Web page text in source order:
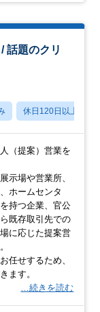
話題のクリ
休日120日以上
（提案）営業を
示場や営業所、
ホームセンタ
持つ企業、官公
既存取引先での
に応じた提案営
任せするため、
ます。
…続きを読む